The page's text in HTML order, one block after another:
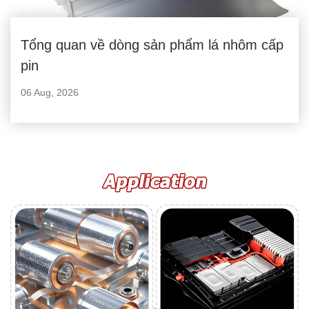
Tổng quan về dòng sản phẩm lá nhôm cấp
pin
06 Aug, 2026